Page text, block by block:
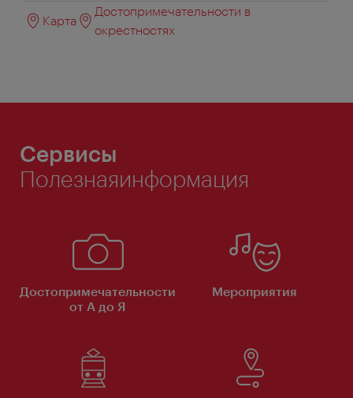
Карта
Достопримечательности в
окрестностях
Сервисы
Полезнаяинформация
Достопримечательности
от А до Я
Мероприятия